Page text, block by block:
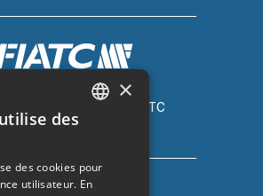
automobile avec FIATC
+34 918 66 98 06
×
des
des cookies pour
utilisateur. En